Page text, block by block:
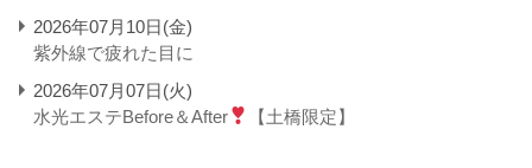
2026年07月10日(金)
紫外線で疲れた目に
2026年07月07日(火)
水光エステBefore＆After
【土橋限定】